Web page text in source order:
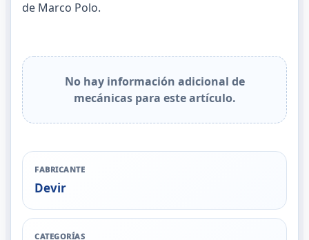
de Marco Polo.
No hay información adicional de
mecánicas para este artículo.
FABRICANTE
Devir
CATEGORÍAS